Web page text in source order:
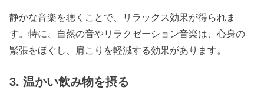
静かな音楽を聴くことで、リラックス効果が得られま
す。特に、自然の音やリラクゼーション音楽は、心身の
緊張をほぐし、肩こりを軽減する効果があります。
3. 温かい飲み物を摂る